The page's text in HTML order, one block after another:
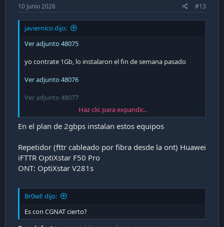
10 Junio 2026 #13
javiernico dijo:
Ver adjunto 48075
yo contrate 1Gb, lo instalaron el fin de semana pasado
Ver adjunto 48076
Ver adjunto 48077
hasta ahora sin problemas, 5 usuarios activos mas todos
los chiches colgados (2 Tvs, 3 Consolas, camaras,
interruptores SonOff)
No me he metido mucho en la configuracion, solo ajustes
basicos por el momento.
Ver adjunto 48079
Haz clic para expandir...
En el plan de 2gbps instalan estos equipos
Repetidor (fttr cableado por fibra desde la ont) Huawei
iFTTR OptiXstar F50 Pro
ONT: OptiXstar V281s
Br0wl! dijo:
Es con CGNAT cierto?